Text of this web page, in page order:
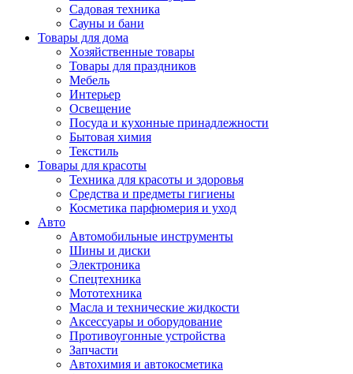
Садовая техника
Сауны и бани
Товары для дома
Хозяйственные товары
Товары для праздников
Мебель
Интерьер
Освещение
Посуда и кухонные принадлежности
Бытовая химия
Текстиль
Товары для красоты
Техника для красоты и здоровья
Средства и предметы гигиены
Косметика парфюмерия и уход
Авто
Автомобильные инструменты
Шины и диски
Электроника
Спецтехника
Мототехника
Масла и технические жидкости
Аксессуары и оборудование
Противоугонные устройства
Запчасти
Автохимия и автокосметика